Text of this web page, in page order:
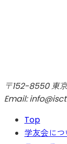
〒152-8550 東
Email:
Top
学友会につ